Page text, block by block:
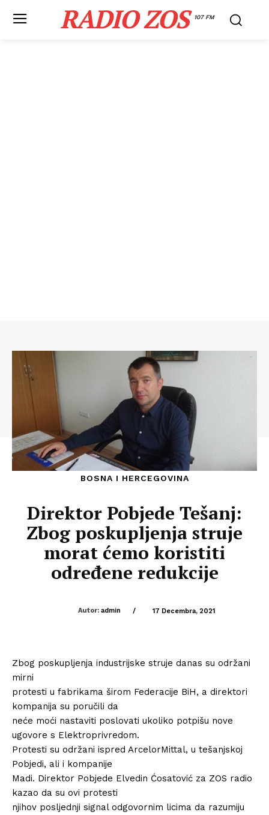
RADIO ZOS 107 FM
BOSNA I HERCEGOVINA
Direktor Pobjede Tešanj:
Zbog poskupljenja struje
morat ćemo koristiti
određene redukcije
Autor: admin / 17 Decembra, 2021
Zbog poskupljenja industrijske struje danas su održani
mirni
protesti u fabrikama širom Federacije BiH, a direktori
kompanija su poručili da
neće moći nastaviti poslovati ukoliko potpišu nove
ugovore s Elektroprivredom.
Protesti su održani ispred ArcelorMittal, u tešanjskoj
Pobjedi, ali i kompanije
Madi. Direktor Pobjede Elvedin Ćosatović za ZOS radio
kazao da su ovi protesti
njihov posljednji signal odgovornim licima da razumiju